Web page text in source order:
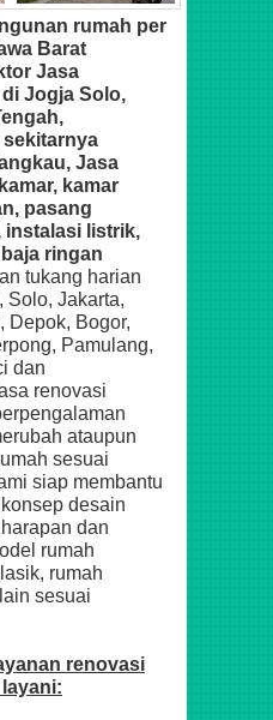
rumah per
Barat
Jasa
Jogja Solo,
Jasa
kamar
pasang
instalasi listrik,
ringan
tukang harian
Solo, Jakarta,
Depok, Bogor,
Pamulang,
dan
renovasi
ataupun
sesuai
siap membantu
desain
dan
rumah
rumah
sesuai
renovasi